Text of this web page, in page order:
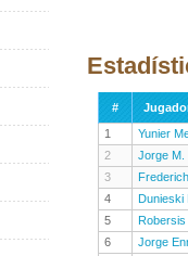
#
1
Yunier
2
Jorge M.
3
4
Dunieski
5
6
Jorge